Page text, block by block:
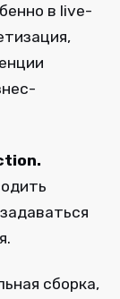
в live-
сборка,